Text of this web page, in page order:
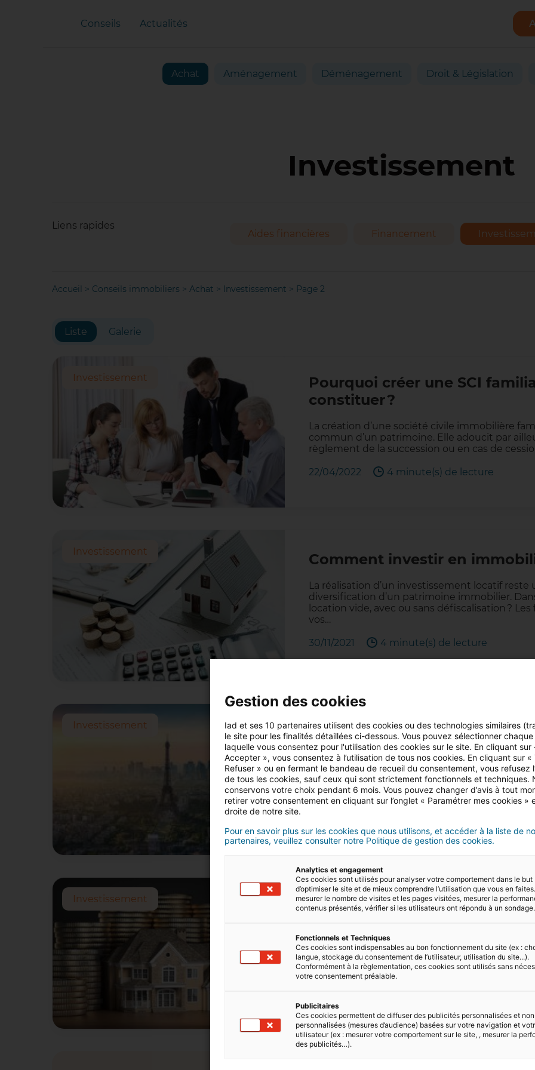
Conseils Actualités
Achat Aménagement Déménagement Droit & Législation
Investissement
Liens rapides
Aides financières Financement
Accueil > Conseils immobiliers > Achat > Investissement > Page 2
Liste Galerie
Investissement
Pourquoi créer une SCI
constituer ?
La création d’une société civile immobilière
commun d’un patrimoine. Elle adoucit par
règlement de la succession ou en cas de
22/04/2022 4 minute(s) de lecture
Investissement Comment investir en
La réalisation d’un investissement locatif
diversification d’un patrimoine immobilier.
location vide, avec ou sans défiscalisation ?
vos…
30/11/2021 4 minute(s) de lecture
Investissement
Quelles sont les villes à 30
Alors que les prix de l’immobilier parisien
pour certains, de s’éloigner un peu de la
spacieux et vivre dans un environnement plus
Investissement Pourquoi investir dans
Que vous souhaitiez investir dans un bien
principale ou un logement locatif profitable, la
Français en quête de rendements attractifs et
patrimoine. Les agents…
Gestion des cookies
Iad et ses 10 partenaires utilisent des cookies ou des technologies similaires
le site pour les finalités détaillées ci-dessous. Vous pouvez sélectionner
laquelle vous consentez pour l'utilisation des cookies sur le site. En cliquant sur
Accepter », vous consentez à l’utilisation de tous nos cookies. En cliquant sur «
Refuser » ou en fermant le bandeau de recueil du consentement, vous refusez
de tous les cookies, sauf ceux qui sont strictement fonctionnels et techniques.
conservons votre choix pendant 6 mois. Vous pouvez changer d’avis à tout
retirer votre consentement en cliquant sur l’onglet « Paramétrer mes cookies »
droite de notre site.
Pour en savoir plus sur les cookies que nous utilisons, et accéder à la liste de
partenaires, veuillez consulter notre Politique de gestion des cookies.
Analytics et engagement
Ces cookies sont utilisés pour analyser votre comportement dans le but
d’optimiser le site et de mieux comprendre l’utilisation que vous en
mesurer le nombre de visites et les pages visitées, mesurer la
contenus présentés, vérifier si les utilisateurs ont répondu à un
Fonctionnels et Techniques
Ces cookies sont indispensables au bon fonctionnement du site (ex :
langue, stockage du consentement de l’utilisateur, utilisation du site...).
Conformément à la règlementation, ces cookies sont utilisés sans
votre consentement préalable.
Publicitaires
Ces cookies permettent de diffuser des publicités personnalisées et
personnalisées (mesures d’audience) basées sur votre navigation et
utilisateur (ex : mesurer votre comportement sur le site, , mesurer la
des publicités…).